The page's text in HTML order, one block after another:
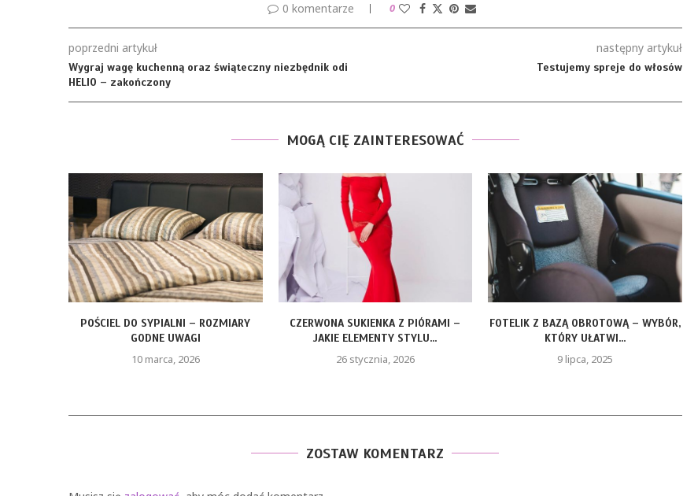
0 komentarze 0
poprzedni artykuł
Wygraj wagę kuchenną oraz świąteczny niezbędnik odi
HELIO – zakończony
następny artykuł
Testujemy spreje do włosów
MOGĄ CIĘ ZAINTERESOWAĆ
CZERWONA SUKIENKA Z PIÓRAMI –
JAKIE ELEMENTY STYLU...
26 stycznia, 2026
FOTELIK Z BAZĄ OBROTOWĄ – WYBÓR,
KTÓRY UŁATWI...
9 lipca, 2025
LEAF LIFE GOLD – ZŁOTY OLEJEK CBD
DLA...
19 maja, 2025
ZOSTAW KOMENTARZ